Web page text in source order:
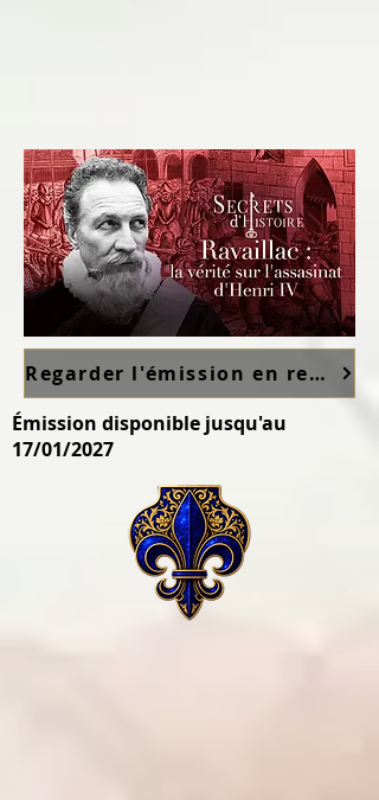
Regarder l'émission en replay sur France TV ici
Émission disponible jusqu'au
17/01/2027